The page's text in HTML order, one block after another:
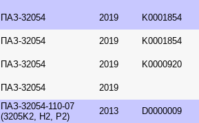
ПАЗ-32054 2019 K0001854
ПАЗ-32054 2019 K0001854
ПАЗ-32054 2019 K0000920
ПАЗ-32054 2019
ПАЗ-32054-110-07
(3205K2, H2, P2)
2013 D0000009